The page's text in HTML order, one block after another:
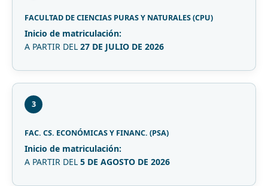
FACULTAD DE CIENCIAS PURAS Y NATURALES (CPU)
Inicio de matriculación:
A PARTIR DEL 27 DE JULIO DE 2026
3
FAC. CS. ECONÓMICAS Y FINANC. (PSA)
Inicio de matriculación:
A PARTIR DEL 5 DE AGOSTO DE 2026